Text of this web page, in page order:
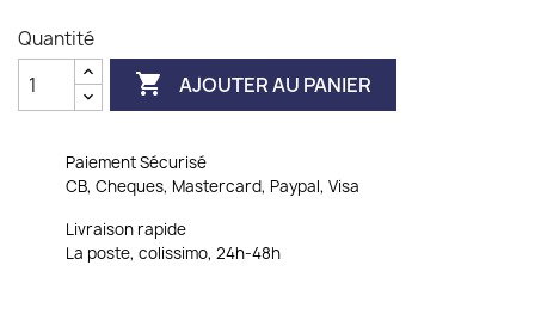
Quantité
 AJOUTER AU PANIER
Paiement Sécurisé
CB, Cheques, Mastercard, Paypal, Visa
Livraison rapide
La poste, colissimo, 24h-48h